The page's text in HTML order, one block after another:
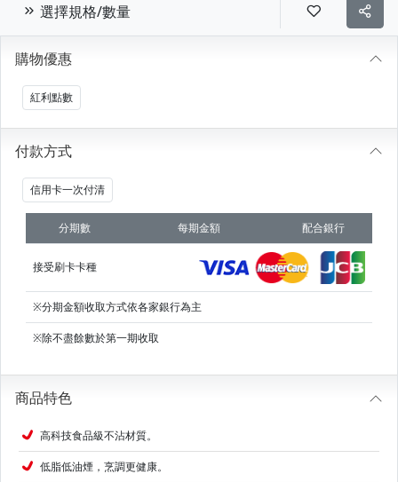
選擇規格/數量
購物優惠
紅利點數
付款方式
信用卡一次付清
分期數 每期金額 配合銀行
接受刷卡卡種
※分期金額收取方式依各家銀行為主
※除不盡餘數於第一期收取
商品特色
高科技食品級不沾材質。
低脂低油煙，烹調更健康。